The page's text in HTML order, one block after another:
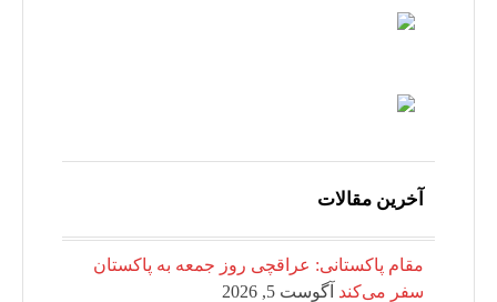
آخرین مقالات
مقام پاکستانی: عراقچی روز جمعه به پاکستان
سفر می‌کند آگوست 5, 2026